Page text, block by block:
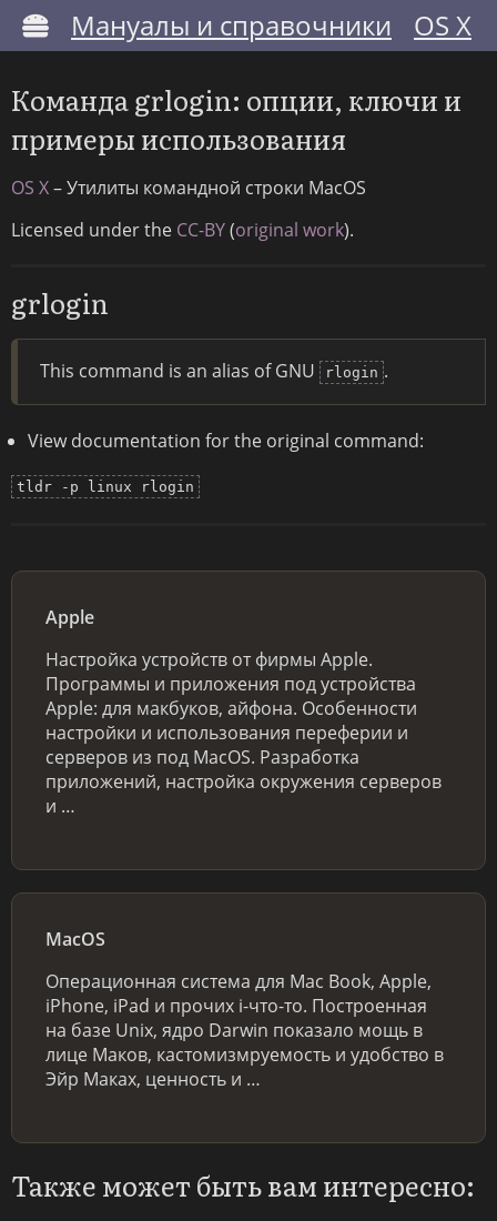
Мануалы и справочники OS X
Команда grlogin: опции, ключи и
примеры использования
OS X– Утилиты командной строки MacOS
Licensed under the CC-BY(original work).
grlogin
This command is an alias of GNU rlogin .
View documentation for the original command:
tldr -p linux rlogin
Apple
Настройка устройств от фирмы Apple.
Программы и приложения под устройства
Apple: для макбуков, айфона. Особенности
настройки и использования переферии и
серверов из под MacOS. Разработка
приложений, настройка окружения серверов
и …
MacOS
Операционная система для Mac Book, Apple,
iPhone, iPad и прочих i-что-то. Построенная
на базе Unix, ядро Darwin показало мощь в
лице Маков, кастомизмруемость и удобство в
Эйр Маках, ценность и …
Также может быть вам интересно: